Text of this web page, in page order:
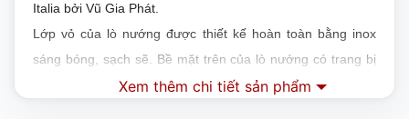
Italia bởi Vũ Gia Phát.
Lớp vỏ của lò nướng được thiết kế hoàn toàn bằng inox
sáng bóng, sạch sẽ. Bề mặt trên của lò nướng có trang bị
có trang bị lắp đậy có nhiều lỗ thoát khí nóng khi hoạt
Xem thêm chi tiết sản phẩm